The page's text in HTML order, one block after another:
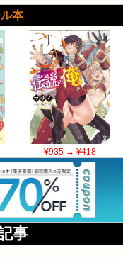
本
¥935→ ¥418
事